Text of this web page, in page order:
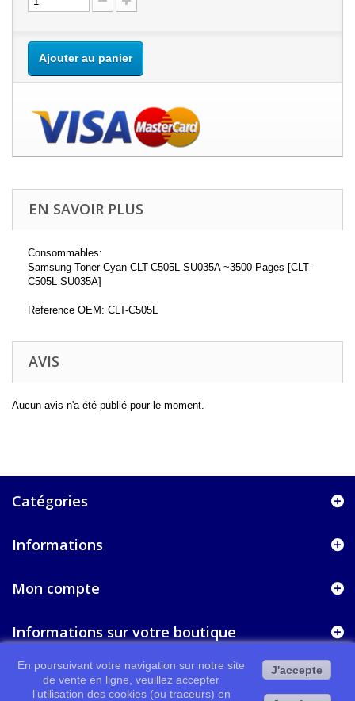
Ajouter au panier
EN SAVOIR PLUS
Consommables:
Samsung Toner Cyan CLT-C505L SU035A ~3500 Pages [CLT-
C505L SU035A]
Reference OEM: CLT-C505L
AVIS
Aucun avis n'a été publié pour le moment.
Catégories
Informations
Mon compte
Informations sur votre boutique
En poursuivant votre navigation sur notre site
de vente en ligne, veuillez accepter
l’utilisation des cookies (ou traceurs) en
J'accepte